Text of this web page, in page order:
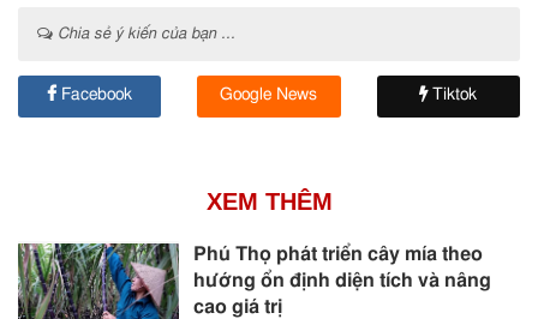
Chia sẻ ý kiến của bạn ...
Facebook Google News Tiktok
XEM THÊM
Phú Thọ phát triển cây mía theo
hướng ổn định diện tích và nâng
cao giá trị